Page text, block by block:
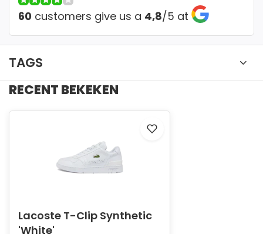
60 customers give us a 4,8/5 at
TAGS
RECENT BEKEKEN
Lacoste T-Clip Synthetic
'White'